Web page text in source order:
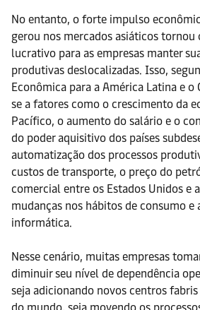
No entanto, o forte impulso
gerou nos mercados asiáticos tornou
lucrativo para as empresas manter
produtivas deslocalizadas. Isso,
Econômica para a América Latina e o
se a fatores como o crescimento da
Pacífico, o aumento do salário e o
do poder aquisitivo dos países
automatização dos processos
custos de transporte, o preço do
comercial entre os Estados Unidos e
mudanças nos hábitos de consumo e
informática.
Nesse cenário, muitas empresas
diminuir seu nível de dependência
seja adicionando novos centros